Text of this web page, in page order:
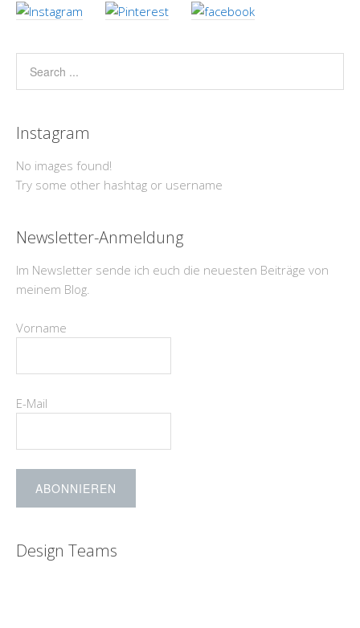
Instagram
No images found!
Try some other hashtag or username
Newsletter-Anmeldung
Im Newsletter sende ich euch die neuesten Beiträge von
meinem Blog.
Vorname
E-Mail
Design Teams